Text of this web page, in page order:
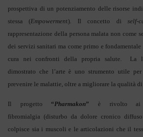
prospettiva di un potenziamento delle risorse
stessa (Empowerment). Il concetto diself-
rappresentazione della persona malata non come
dei servizi sanitari ma come primo e
cura nei confronti della propria salute.
La
dimostrato che l’arte è uno strumento utile
prevenire le malattie, oltre a migliorare la qualità
Il progetto “Pharmakon” è rivolto ai
fibromialgia (disturbo da dolore cronico
colpisce sia i muscoli e le articolazioni che il